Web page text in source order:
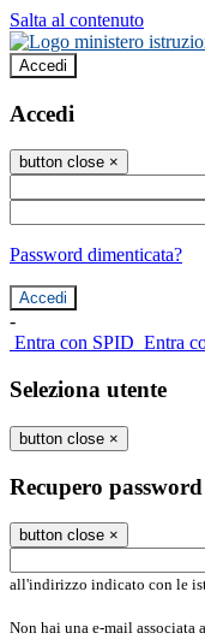
Salta al contenuto
Accedi
Accedi
button close ×
Password dimenticata?
-
Entra con SPID Entra
Seleziona utente
button close ×
Recupero password
button close ×
all'indirizzo indicato con le
Non hai una e-mail associata